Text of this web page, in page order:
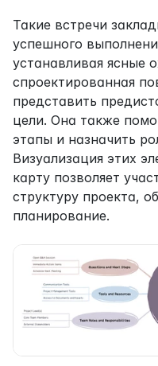
Такие встречи
успешного
устанавливая ясные
спроектированная
представить
цели. Она также
этапы и назначить
Визуализация этих
карту позволяет
структуру проекта,
планирование.